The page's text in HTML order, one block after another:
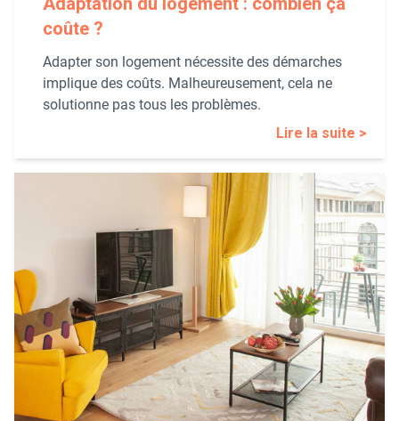
coûte ?
Adapter son logement nécessite des démarches
implique des coûts. Malheureusement, cela ne
solutionne pas tous les problèmes.
Lire la suite >